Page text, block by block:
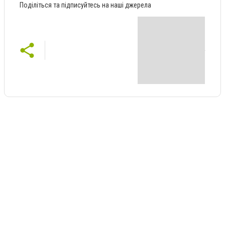
Поділіться та підписуйтесь на наші джерела